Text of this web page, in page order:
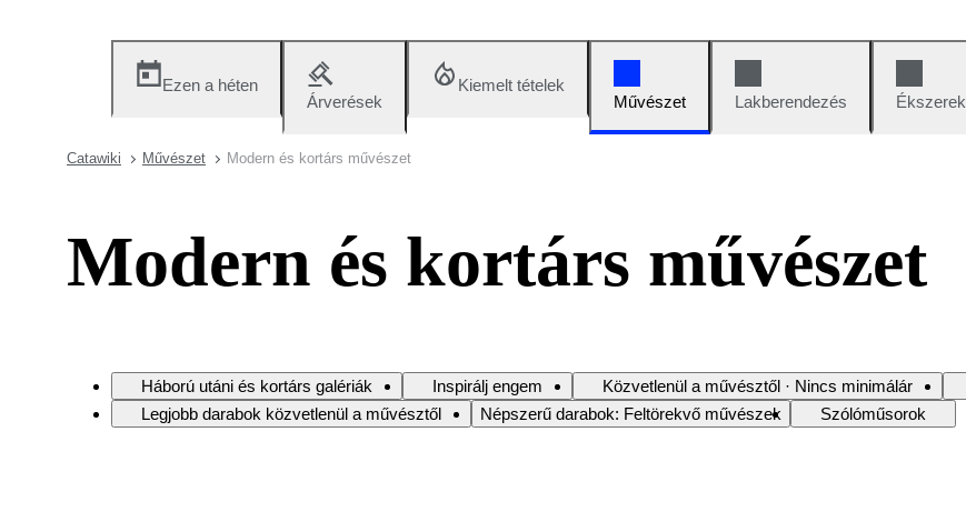
Ezen a héten
Árverések
Kiemelt tételek
Művészet
Lakberendezés Ékszerek
Catawiki Művészet Modern és kortárs művészet
Modern és kortárs művészet
Háború utáni és kortárs galériák Inspirálj engem Közvetlenül a művésztől · Nincs minimálár
Legjobb darabok közvetlenül a művésztől
Népszerű darabok: Feltörekvő művészek Szólóműsorok